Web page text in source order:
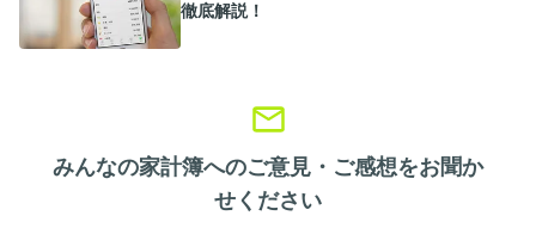
徹底解説！
みんなの家計簿へのご意見・ご感想をお聞か
せください